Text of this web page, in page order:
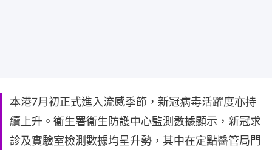
本港7月初正式進入流感季節，新冠病毒活躍度亦持
續上升。衞生署衞生防護中心監測數據顯示，新冠求
診及實驗室檢測數據均呈升勢，其中在定點醫管局門